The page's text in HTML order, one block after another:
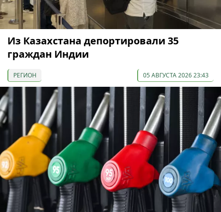
Из Казахстана депортировали 35
граждан Индии
РЕГИОН 05 АВГУСТА 2026 23:43